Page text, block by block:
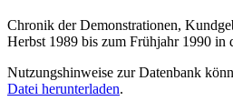
Chronik der Demonstrationen,
Herbst 1989 bis zum Frühjahr 1990 in
Nutzungshinweise zur Datenbank
Datei herunterladen.